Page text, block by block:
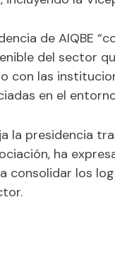
de AIQBE
del sector
con las
en el
la presidencia
ha
consolidar los